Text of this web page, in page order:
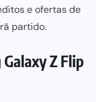
e ofertas de
partido.
Z Flip